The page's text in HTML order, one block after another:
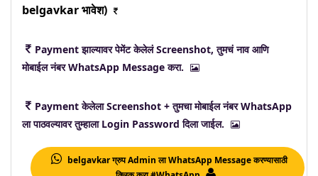
belgavkar भावेश)
Payment झाल्यावर पेमेंट केलेलं Screenshot, तुमचं नाव आणि
मोबाईल नंबर WhatsApp Message करा.
Payment केलेला Screenshot + तुमचा मोबाईल नंबर WhatsApp
ला पाठवल्यावर तुम्हाला Login Password दिला जाईल.
belgavkar ग्रुप Admin ला WhatsApp Message करण्यासाठी